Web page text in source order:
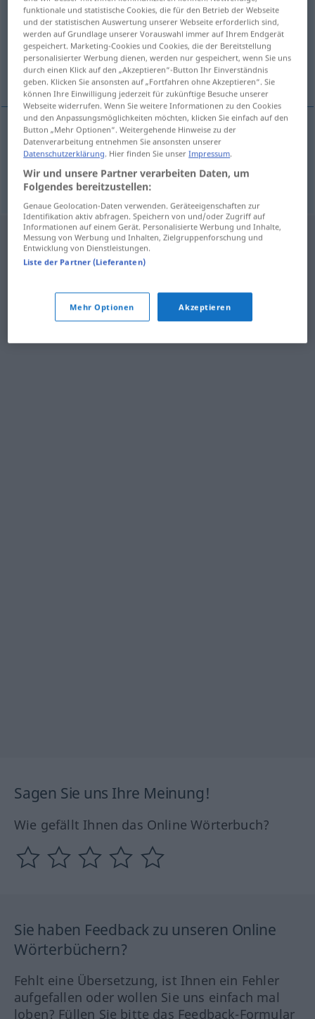
Übersicht aller Übersetzungen
(Für mehr Details die Übersetzung anklicken/antippen)
Weißbuche, Hainbuche
Weißbuchef habr
Hainbuche f habr
Sagen Sie uns Ihre Meinung!
Wie gefällt Ihnen das Online Wörterbuch?
Sie haben Feedback zu unseren Online
Wörterbüchern?
Fehlt eine Übersetzung, ist Ihnen ein Fehler
aufgefallen oder wollen Sie uns einfach mal
loben? Füllen Sie bitte das Feedback-Formular
funktionale und statistische Cookies, die für den Betrieb der Webseite
und der statistischen Auswertung unserer Webseite erforderlich sind,
werden auf Grundlage unserer Vorauswahl immer auf Ihrem Endgerät
gespeichert. Marketing-Cookies und Cookies, die der Bereitstellung
personalisierter Werbung dienen, werden nur gespeichert, wenn Sie uns
durch einen Klick auf den „Akzeptieren“-Button Ihr Einverständnis
geben. Klicken Sie ansonsten auf „Fortfahren ohne Akzeptieren“. Sie
können Ihre Einwilligung jederzeit für zukünftige Besuche unserer
Webseite widerrufen. Wenn Sie weitere Informationen zu den Cookies
und den Anpassungsmöglichkeiten möchten, klicken Sie einfach auf den
Button „Mehr Optionen“. Weitergehende Hinweise zu der
Datenverarbeitung entnehmen Sie ansonsten unserer
Datenschutzerklärung. Hier finden Sie unserImpressum.
Wir und unsere Partner verarbeiten Daten, um
Folgendes bereitzustellen:
Genaue Geolocation-Daten verwenden. Geräteeigenschaften zur
Identifikation aktiv abfragen. Speichern von und/oder Zugriff auf
Informationen auf einem Gerät. Personalisierte Werbung und Inhalte,
Messung von Werbung und Inhalten, Zielgruppenforschung und
Entwicklung von Dienstleistungen.
Liste der Partner (Lieferanten)
Mehr Optionen Akzeptieren